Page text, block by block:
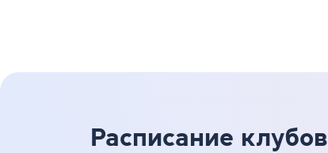
Расписание клубов